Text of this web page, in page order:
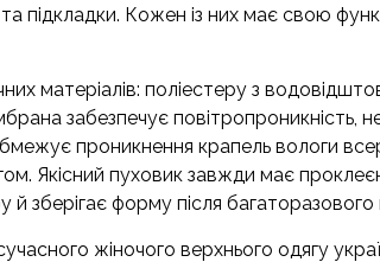
підкладки. Кожен із них має свою
матеріалів: поліестеру з
забезпечує повітропроникність,
проникнення крапель вологи
Якісний пуховик завжди має
зберігає форму після багаторазового
жіночого верхнього одягу